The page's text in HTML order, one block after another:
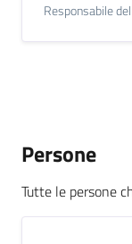
Responsabile
Persone
Tutte le persone